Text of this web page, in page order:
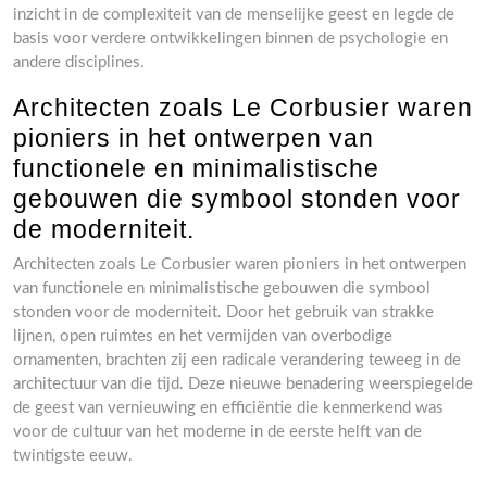
inzicht in de complexiteit van de menselijke geest en legde de
basis voor verdere ontwikkelingen binnen de psychologie en
andere disciplines.
Architecten zoals Le Corbusier waren
pioniers in het ontwerpen van
functionele en minimalistische
gebouwen die symbool stonden voor
de moderniteit.
Architecten zoals Le Corbusier waren pioniers in het ontwerpen
van functionele en minimalistische gebouwen die symbool
stonden voor de moderniteit. Door het gebruik van strakke
lijnen, open ruimtes en het vermijden van overbodige
ornamenten, brachten zij een radicale verandering teweeg in de
architectuur van die tijd. Deze nieuwe benadering weerspiegelde
de geest van vernieuwing en efficiëntie die kenmerkend was
voor de cultuur van het moderne in de eerste helft van de
twintigste eeuw.